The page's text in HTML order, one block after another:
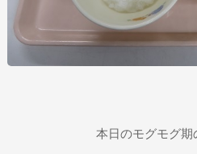
本日のモグモグ